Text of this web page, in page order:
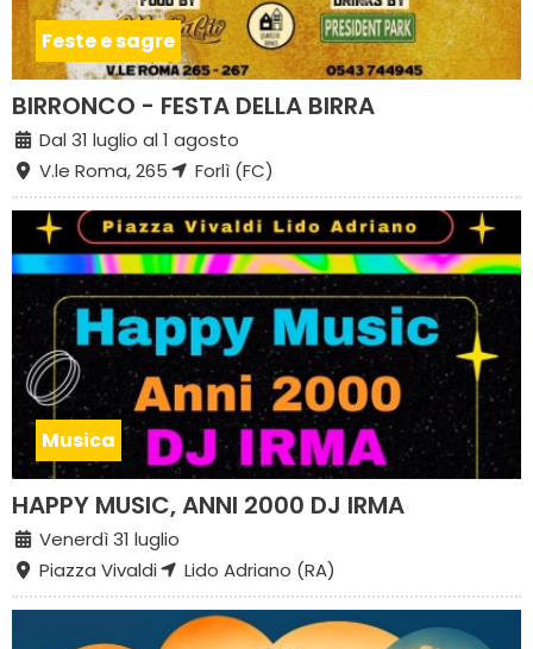
Feste e sagre
BIRRONCO - FESTA DELLA BIRRA
Dal 31 luglio al 1 agosto
V.le Roma, 265
Forlì (FC)
Musica
HAPPY MUSIC, ANNI 2000 DJ IRMA
Venerdì 31 luglio
Piazza Vivaldi
Lido Adriano (RA)